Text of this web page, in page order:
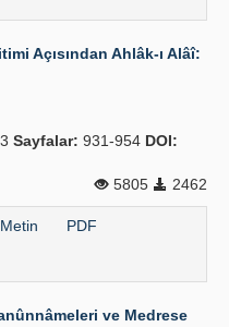
Açısından Ahlâk-ı Alâî:
Sayfalar: 931-954 DOI:
5805
2462
PDF
ve Medrese